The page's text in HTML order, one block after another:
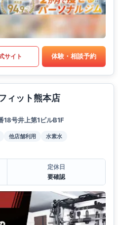
サイト 体験・相談予約
ィット熊本店
18号井上第1ビルB1F
他店舗利用
水素水
定休日
要確認